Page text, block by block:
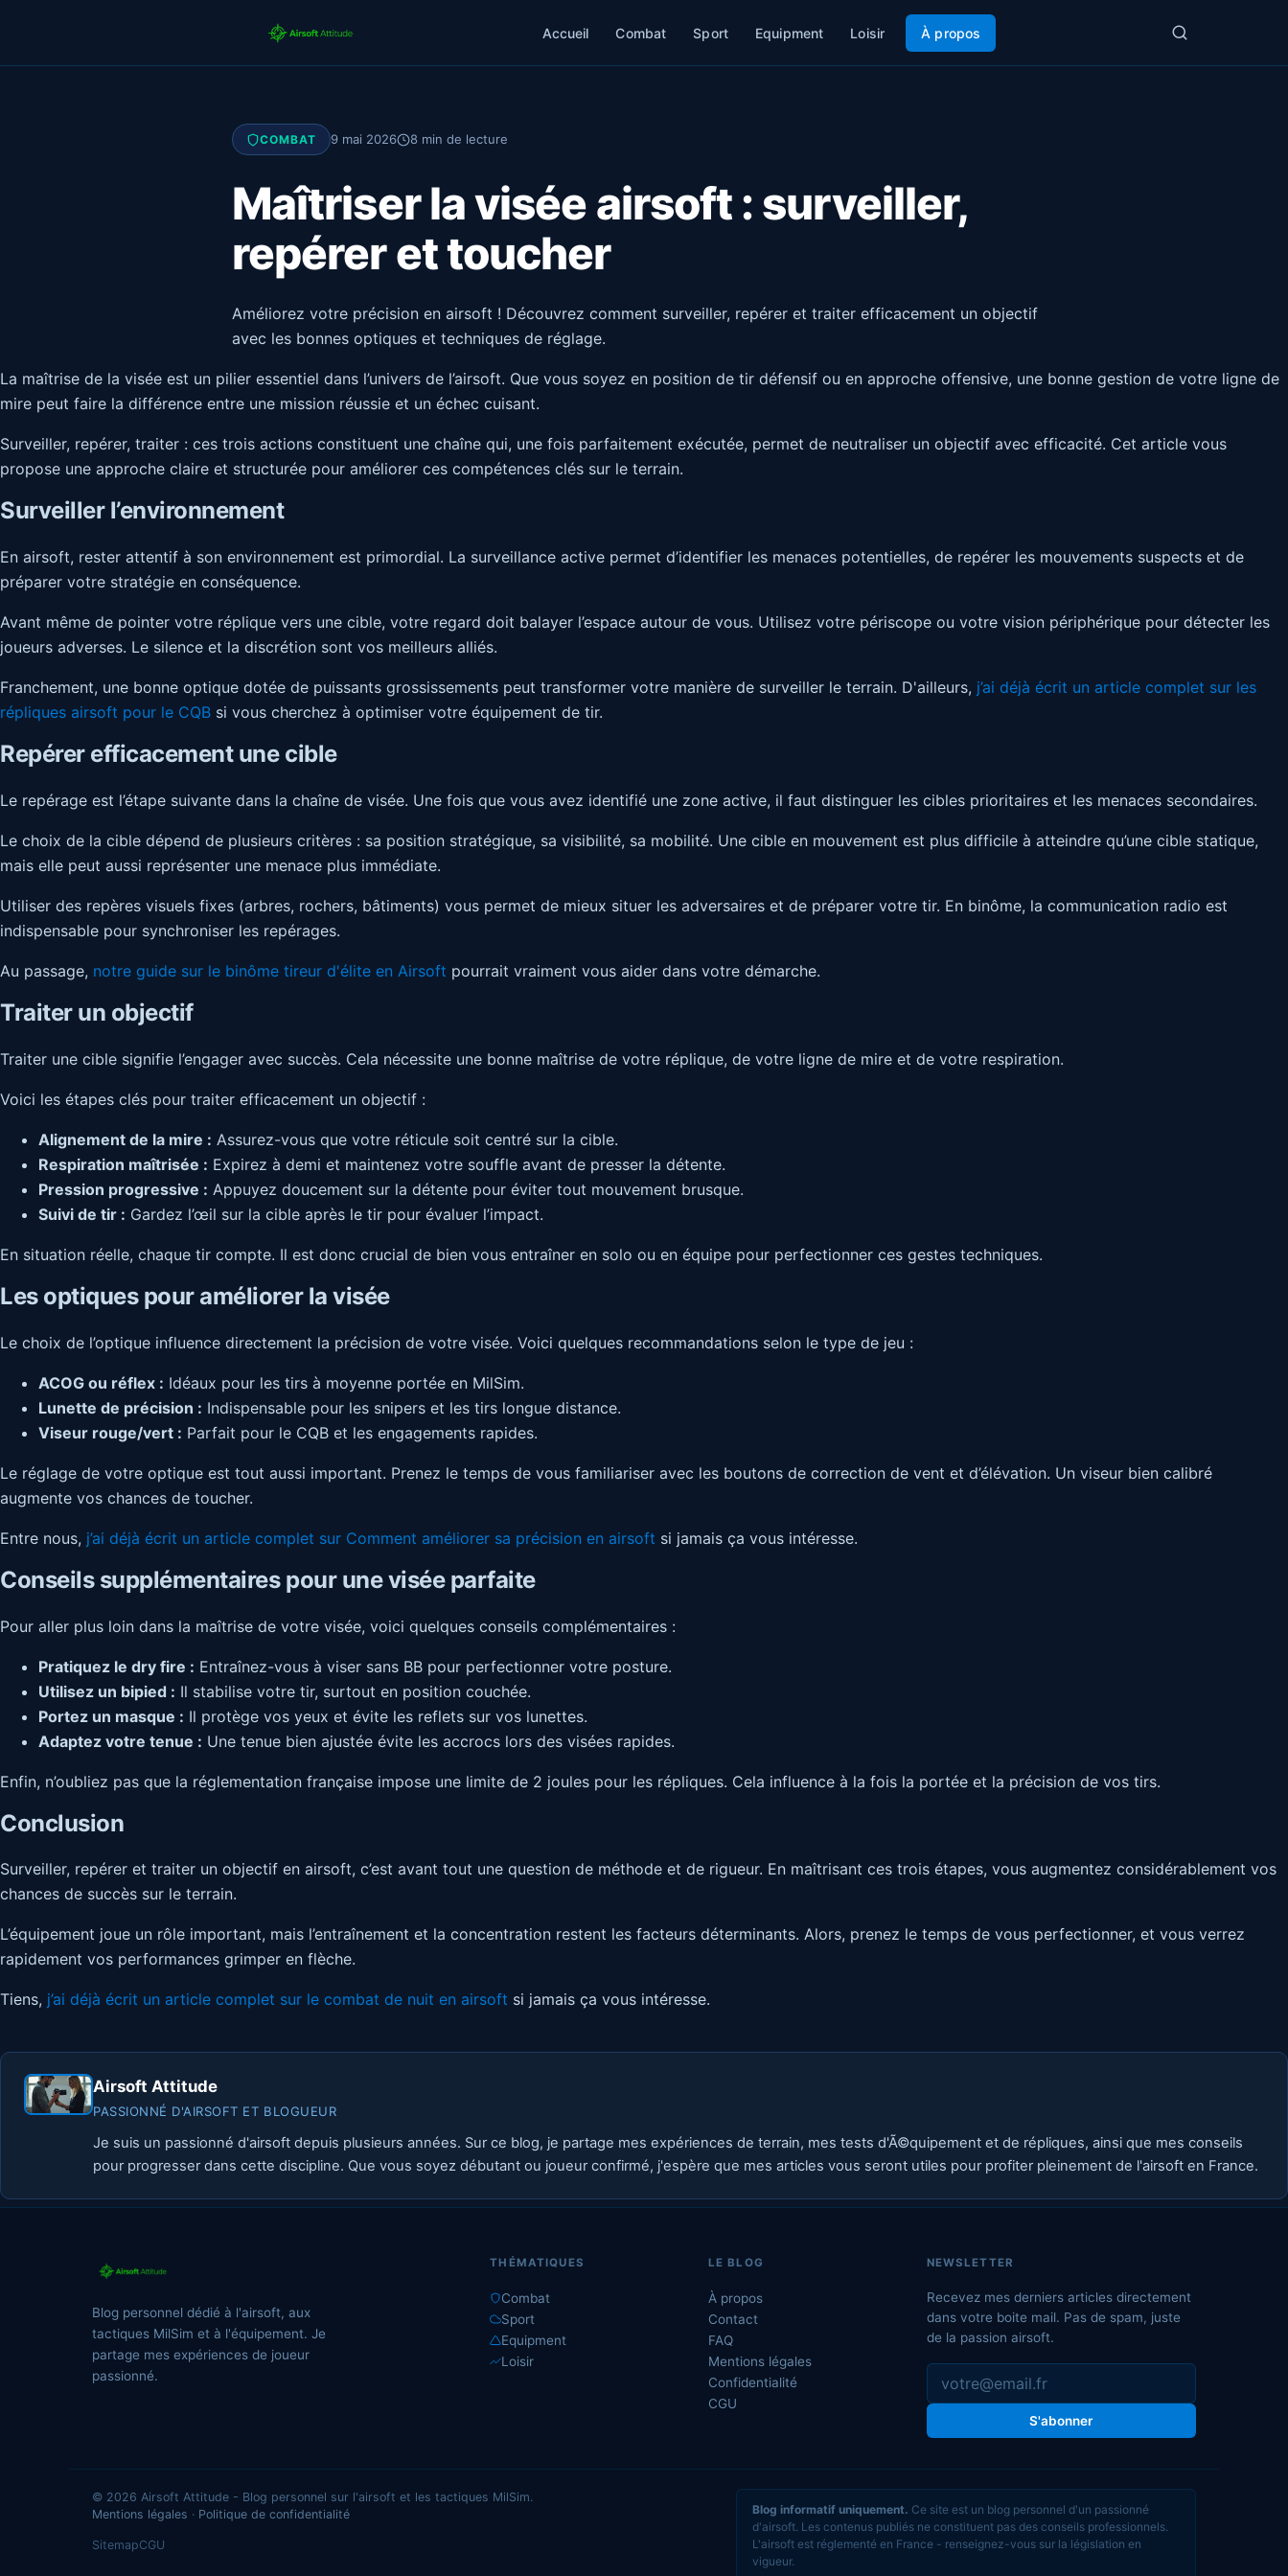
Accueil Combat Sport Equipment Loisir À propos
COMBAT 9 mai 2026 8 min de lecture
Maîtriser la visée airsoft : surveiller,
repérer et toucher
Améliorez votre précision en airsoft ! Découvrez comment surveiller, repérer et traiter efficacement un objectif
avec les bonnes optiques et techniques de réglage.
La maîtrise de la visée est un pilier essentiel dans l’univers de l’airsoft. Que vous soyez en position de tir défensif ou en approche offensive, une bonne gestion de votre ligne de
mire peut faire la différence entre une mission réussie et un échec cuisant.
Surveiller, repérer, traiter : ces trois actions constituent une chaîne qui, une fois parfaitement exécutée, permet de neutraliser un objectif avec efficacité. Cet article vous
propose une approche claire et structurée pour améliorer ces compétences clés sur le terrain.
Surveiller l’environnement
En airsoft, rester attentif à son environnement est primordial. La surveillance active permet d’identifier les menaces potentielles, de repérer les mouvements suspects et de
préparer votre stratégie en conséquence.
Avant même de pointer votre réplique vers une cible, votre regard doit balayer l’espace autour de vous. Utilisez votre périscope ou votre vision périphérique pour détecter les
joueurs adverses. Le silence et la discrétion sont vos meilleurs alliés.
Franchement, une bonne optique dotée de puissants grossissements peut transformer votre manière de surveiller le terrain. D'ailleurs, j’ai déjà écrit un article complet sur les
répliques airsoft pour le CQB si vous cherchez à optimiser votre équipement de tir.
Repérer efficacement une cible
Le repérage est l’étape suivante dans la chaîne de visée. Une fois que vous avez identifié une zone active, il faut distinguer les cibles prioritaires et les menaces secondaires.
Le choix de la cible dépend de plusieurs critères : sa position stratégique, sa visibilité, sa mobilité. Une cible en mouvement est plus difficile à atteindre qu’une cible statique,
mais elle peut aussi représenter une menace plus immédiate.
Utiliser des repères visuels fixes (arbres, rochers, bâtiments) vous permet de mieux situer les adversaires et de préparer votre tir. En binôme, la communication radio est
indispensable pour synchroniser les repérages.
Au passage, notre guide sur le binôme tireur d'élite en Airsoft pourrait vraiment vous aider dans votre démarche.
Traiter un objectif
Traiter une cible signifie l’engager avec succès. Cela nécessite une bonne maîtrise de votre réplique, de votre ligne de mire et de votre respiration.
Voici les étapes clés pour traiter efficacement un objectif :
Alignement de la mire : Assurez-vous que votre réticule soit centré sur la cible.
Respiration maîtrisée : Expirez à demi et maintenez votre souffle avant de presser la détente.
Pression progressive : Appuyez doucement sur la détente pour éviter tout mouvement brusque.
Suivi de tir : Gardez l’œil sur la cible après le tir pour évaluer l’impact.
En situation réelle, chaque tir compte. Il est donc crucial de bien vous entraîner en solo ou en équipe pour perfectionner ces gestes techniques.
Les optiques pour améliorer la visée
Le choix de l’optique influence directement la précision de votre visée. Voici quelques recommandations selon le type de jeu :
ACOG ou réflex : Idéaux pour les tirs à moyenne portée en MilSim.
Lunette de précision : Indispensable pour les snipers et les tirs longue distance.
Viseur rouge/vert : Parfait pour le CQB et les engagements rapides.
Le réglage de votre optique est tout aussi important. Prenez le temps de vous familiariser avec les boutons de correction de vent et d’élévation. Un viseur bien calibré
augmente vos chances de toucher.
Entre nous, j’ai déjà écrit un article complet sur Comment améliorer sa précision en airsoft si jamais ça vous intéresse.
Conseils supplémentaires pour une visée parfaite
Pour aller plus loin dans la maîtrise de votre visée, voici quelques conseils complémentaires :
Pratiquez le dry fire : Entraînez-vous à viser sans BB pour perfectionner votre posture.
Utilisez un bipied : Il stabilise votre tir, surtout en position couchée.
Portez un masque : Il protège vos yeux et évite les reflets sur vos lunettes.
Adaptez votre tenue : Une tenue bien ajustée évite les accrocs lors des visées rapides.
Enfin, n’oubliez pas que la réglementation française impose une limite de 2 joules pour les répliques. Cela influence à la fois la portée et la précision de vos tirs.
Conclusion
Surveiller, repérer et traiter un objectif en airsoft, c’est avant tout une question de méthode et de rigueur. En maîtrisant ces trois étapes, vous augmentez considérablement vos
chances de succès sur le terrain.
L’équipement joue un rôle important, mais l’entraînement et la concentration restent les facteurs déterminants. Alors, prenez le temps de vous perfectionner, et vous verrez
rapidement vos performances grimper en flèche.
Tiens, j’ai déjà écrit un article complet sur le combat de nuit en airsoft si jamais ça vous intéresse.
Airsoft Attitude
PASSIONNÉ D'AIRSOFT ET BLOGUEUR
Je suis un passionné d'airsoft depuis plusieurs années. Sur ce blog, je partage mes expériences de terrain, mes tests d'Ã©quipement et de répliques, ainsi que mes conseils
pour progresser dans cette discipline. Que vous soyez débutant ou joueur confirmé, j'espère que mes articles vous seront utiles pour profiter pleinement de l'airsoft en France.
Blog personnel dédié à l'airsoft, aux
tactiques MilSim et à l'équipement. Je
partage mes expériences de joueur
passionné.
THÉMATIQUES
Combat
Sport
Equipment
Loisir
LE BLOG
À propos
Contact
FAQ
Mentions légales
Confidentialité
CGU
NEWSLETTER
Recevez mes derniers articles directement
dans votre boite mail. Pas de spam, juste
de la passion airsoft.
S'abonner
© 2026 Airsoft Attitude - Blog personnel sur l'airsoft et les tactiques MilSim.
Mentions légales · Politique de confidentialité
SitemapCGU
Blog informatif uniquement. Ce site est un blog personnel d'un passionné
d'airsoft. Les contenus publiés ne constituent pas des conseils professionnels.
L'airsoft est réglementé en France - renseignez-vous sur la législation en
vigueur.